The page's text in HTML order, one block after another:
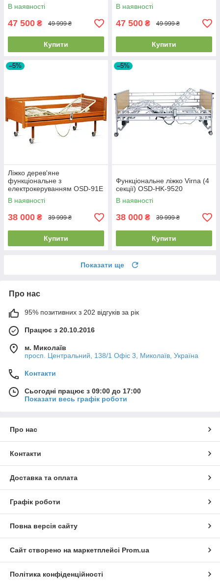
В наявності
47 500 ₴ 49 999 ₴
Купити
В наявності
47 500 ₴ 49 999 ₴
Купити
–5%
Ліжко дерев'яне
функціональне з
електрокеруванням OSD-91Е
В наявності
38 000 ₴ 39 999 ₴
Купити
–5%
Функціональне ліжко Virna (4
секції) OSD-HK-9520
В наявності
38 000 ₴ 39 999 ₴
Купити
Показати ще
Про нас
95% позитивних з 202 відгуків за рік
Працює з 20.10.2016
м. Миколаїв
просп. Центральний, 138/1 Офіс 3, Миколаїв, Україна
Контакти
Сьогодні працює з 09:00 до 17:00
Показати весь графік роботи
Про нас
Контакти
Доставка та оплата
Графік роботи
Повна версія сайту
Сайт створено на маркетплейсі Prom.ua
Політика конфіденційності